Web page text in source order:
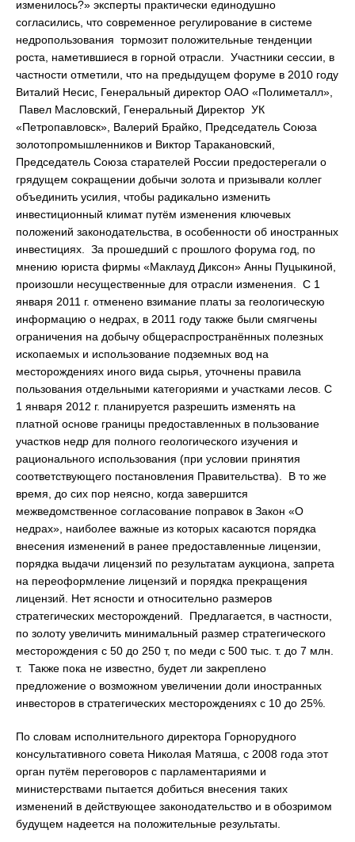
изменилось?» эксперты практически единодушно
согласились, что современное регулирование в системе
недропользования тормозит положительные тенденции
роста, наметившиеся в горной отрасли. Участники сессии, в
частности отметили, что на предыдущем форуме в 2010 году
Виталий Несис, Генеральный директор ОАО «Полиметалл»,
Павел Масловский, Генеральный Директор УК
«Петропавловск», Валерий Брайко, Председатель Союза
золотопромышленников и Виктор Таракановский,
Председатель Союза старателей России предостерегали о
грядущем сокращении добычи золота и призывали коллег
объединить усилия, чтобы радикально изменить
инвестиционный климат путём изменения ключевых
положений законодательства, в особенности об иностранных
инвестициях. За прошедший с прошлого форума год, по
мнению юриста фирмы «Маклауд Диксон» Анны Пуцыкиной,
произошли несущественные для отрасли изменения. С 1
января 2011 г. отменено взимание платы за геологическую
информацию о недрах, в 2011 году также были смягчены
ограничения на добычу общераспространённых полезных
ископаемых и использование подземных вод на
месторождениях иного вида сырья, уточнены правила
пользования отдельными категориями и участками лесов. С
1 января 2012 г. планируется разрешить изменять на
платной основе границы предоставленных в пользование
участков недр для полного геологического изучения и
рационального использования (при условии принятия
соответствующего постановления Правительства). В то же
время, до сих пор неясно, когда завершится
межведомственное согласование поправок в Закон «О
недрах», наиболее важные из которых касаются порядка
внесения изменений в ранее предоставленные лицензии,
порядка выдачи лицензий по результатам аукциона, запрета
на переоформление лицензий и порядка прекращения
лицензий. Нет ясности и относительно размеров
стратегических месторождений. Предлагается, в частности,
по золоту увеличить минимальный размер стратегического
месторождения с 50 до 250 т, по меди с 500 тыс. т. до 7 млн.
т. Также пока не известно, будет ли закреплено
предложение о возможном увеличении доли иностранных
инвесторов в стратегических месторождениях с 10 до 25%.
По словам исполнительного директора Горнорудного
консультативного совета Николая Матяша, с 2008 года этот
орган путём переговоров с парламентариями и
министерствами пытается добиться внесения таких
изменений в действующее законодательство и в обозримом
будущем надеется на положительные результаты.